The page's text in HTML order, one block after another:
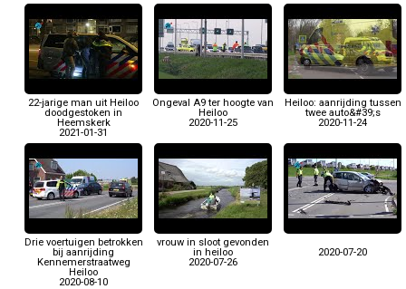
22-jarige man uit Heiloo
doodgestoken in
Heemskerk
2021-01-31
Ongeval A9 ter hoogte van
Heiloo
2020-11-25
Heiloo: aanrijding tussen
twee auto&#39;s
2020-11-24
Drie voertuigen betrokken
bij aanrijding
Kennemerstraatweg
Heiloo
2020-08-10
vrouw in sloot gevonden
in heiloo
2020-07-26
2020-07-20